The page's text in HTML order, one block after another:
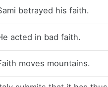
betrayed his faith.
acted in bad faith.
moves mountains.